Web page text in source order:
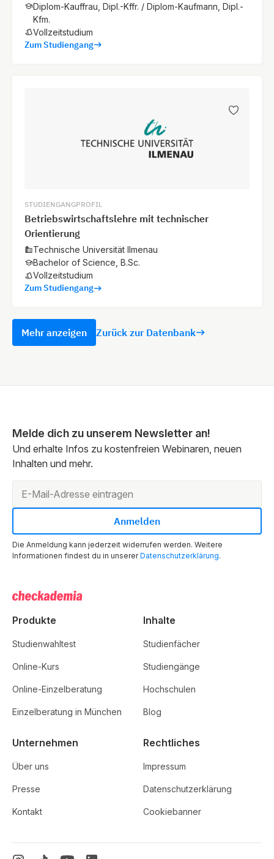
Diplom-Kauffrau, Dipl.-Kffr. / Diplom-Kaufmann, Dipl.-
Kfm.
Vollzeitstudium
Zum Studiengang
STUDIENGANGPROFIL
Betriebswirtschaftslehre mit technischer
Orientierung
Technische Universität Ilmenau
Bachelor of Science, B.Sc.
Vollzeitstudium
Zum Studiengang
Mehr anzeigen Zurück zur Datenbank
Melde dich zu unserem Newsletter an!
Und erhalte Infos zu kostenfreien Webinaren, neuen
Inhalten und mehr.
Die Anmeldung kann jederzeit widerrufen werden. Weitere
Informationen findest du in unsererDatenschutzerklärung.
Produkte
Studienwahltest
Online-Kurs
Online-Einzelberatung
Einzelberatung in München
Inhalte
Studienfächer
Studiengänge
Hochschulen
Blog
Unternehmen
Über uns
Presse
Kontakt
Rechtliches
Impressum
Datenschutzerklärung
Cookiebanner